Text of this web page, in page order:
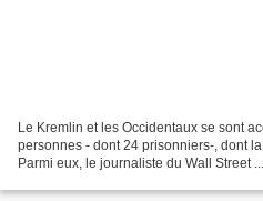
Le Kremlin et les Occidentaux se sont
personnes - dont 24 prisonniers-, dont
Parmi eux, le journaliste du Wall Street